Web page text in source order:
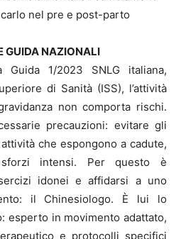
nel pre e post-parto
GUIDA NAZIONALI
1/2023 SNLG italiana,
di Sanità (ISS), l’attività
non comporta rischi.
precauzioni: evitare gli
che espongono a cadute,
intensi. Per questo è
idonei e affidarsi a uno
il Chinesiologo. È lui lo
esperto in movimento adattato,
e protocolli specifici